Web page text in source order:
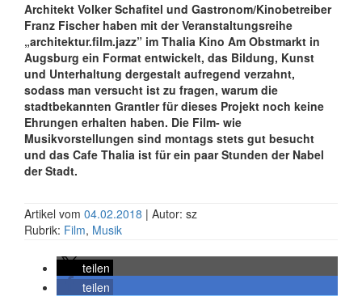
Architekt Volker Schafitel und Gastronom/Kinobetreiber
Franz Fischer haben mit der Veranstaltungsreihe
„architektur.film.jazz” im Thalia Kino Am Obstmarkt in
Augsburg ein Format entwickelt, das Bildung, Kunst
und Unterhaltung dergestalt aufregend verzahnt,
sodass man versucht ist zu fragen, warum die
stadtbekannten Grantler für dieses Projekt noch keine
Ehrungen erhalten haben. Die Film- wie
Musikvorstellungen sind montags stets gut besucht
und das Cafe Thalia ist für ein paar Stunden der Nabel
der Stadt.
Artikel vom 04.02.2018 | Autor: sz
Rubrik: Film, Musik
teilen
teilen